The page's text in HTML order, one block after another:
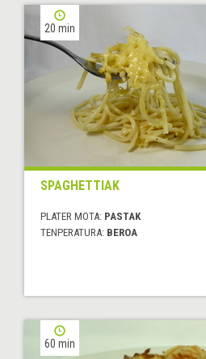
20 min
SPAGHETTIAK
PLATER MOTA: PASTAK
TENPERATURA: BEROA
60 min